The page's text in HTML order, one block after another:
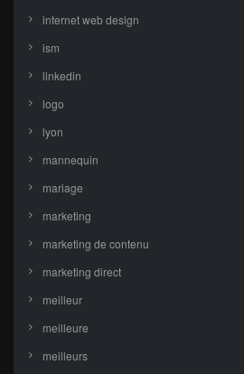
internet web design
ism
linkedin
logo
lyon
mannequin
mariage
marketing
marketing de contenu
marketing direct
meilleur
meilleure
meilleurs